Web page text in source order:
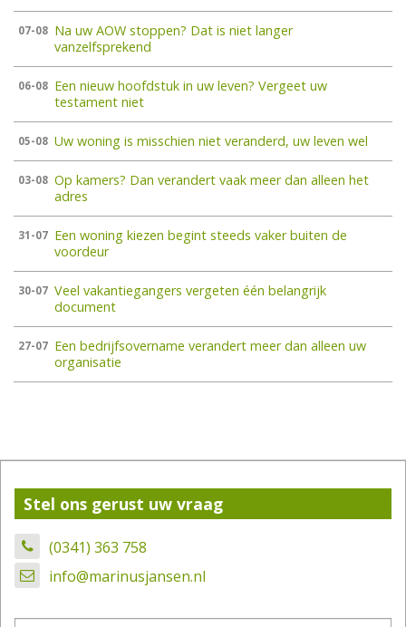
07-08 Na uw AOW stoppen? Dat is niet langer
vanzelfsprekend
06-08 Een nieuw hoofdstuk in uw leven? Vergeet uw
testament niet
05-08 Uw woning is misschien niet veranderd, uw leven wel
03-08 Op kamers? Dan verandert vaak meer dan alleen het
adres
31-07 Een woning kiezen begint steeds vaker buiten de
voordeur
30-07 Veel vakantiegangers vergeten één belangrijk
document
27-07 Een bedrijfsovername verandert meer dan alleen uw
organisatie
Stel ons gerust uw vraag
(0341) 363 758
info@marinusjansen.nl